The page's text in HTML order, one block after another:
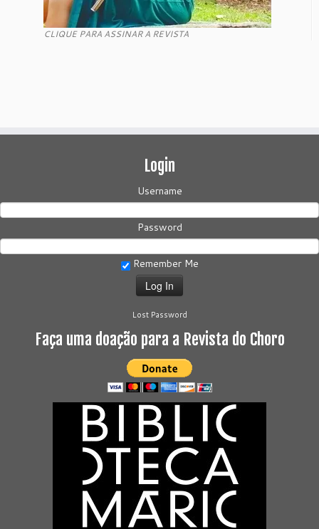
CLIQUE PARA ASSINAR A REVISTA
Login
Username
Password
Remember Me
Lost Password
Faça uma doação para a Revista do Choro